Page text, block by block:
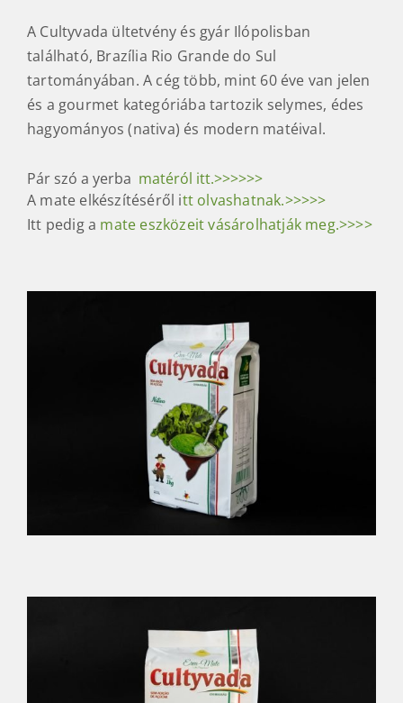
A Cultyvada ültetvény és gyár Ilópolisban
található, Brazília Rio Grande do Sul
tartományában. A cég több, mint 60 éve van jelen
és a gourmet kategóriába tartozik selymes, édes
hagyományos (nativa) és modern matéival.
Pár szó a yerba matéról itt.>>>>>>
A mate elkészítéséről itt olvashatnak.>>>>>
Itt pedig a mate eszközeit vásárolhatják meg.>>>>